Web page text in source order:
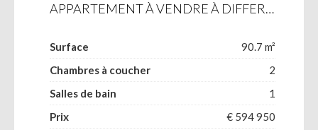
APPARTEMENT À VENDRE À DIFFERDANGE
Surface
90.7 m²
Chambres à coucher
2
Salles de bain
1
Prix
€ 594 950